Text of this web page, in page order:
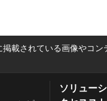
掲載されている画像やコ
ソリュー